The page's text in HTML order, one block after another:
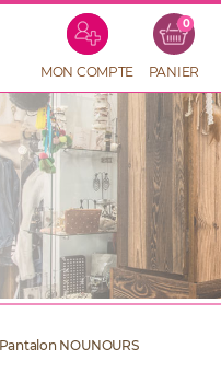
MON COMPTE PANIER
0
RECHERCHE
DE
PRODUITS
Pantalon NOUNOURS